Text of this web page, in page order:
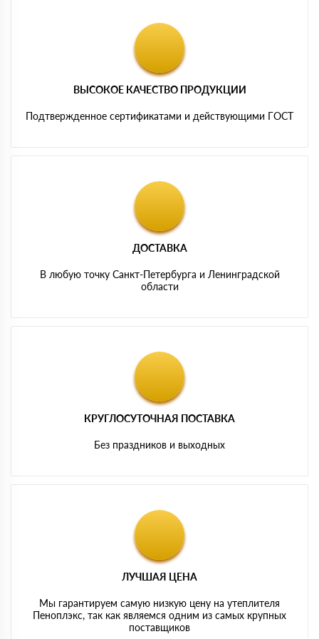
ВЫСОКОЕ КАЧЕСТВО ПРОДУКЦИИ
Подтвержденное сертификатами и действующими ГОСТ
ДОСТАВКА
В любую точку Санкт-Петербурга и Ленинградской
области
КРУГЛОСУТОЧНАЯ ПОСТАВКА
Без праздников и выходных
ЛУЧШАЯ ЦЕНА
Мы гарантируем самую низкую цену на утеплителя
Пеноплэкс, так как являемся одним из самых крупных
поставщиков